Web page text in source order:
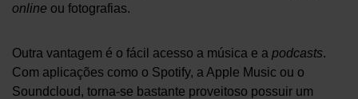
online ou fotografias.
Outra vantagem é o fácil acesso a música e a podcasts.
Com aplicações como o Spotify, a Apple Music ou o
Soundcloud, torna-se bastante proveitoso possuir um